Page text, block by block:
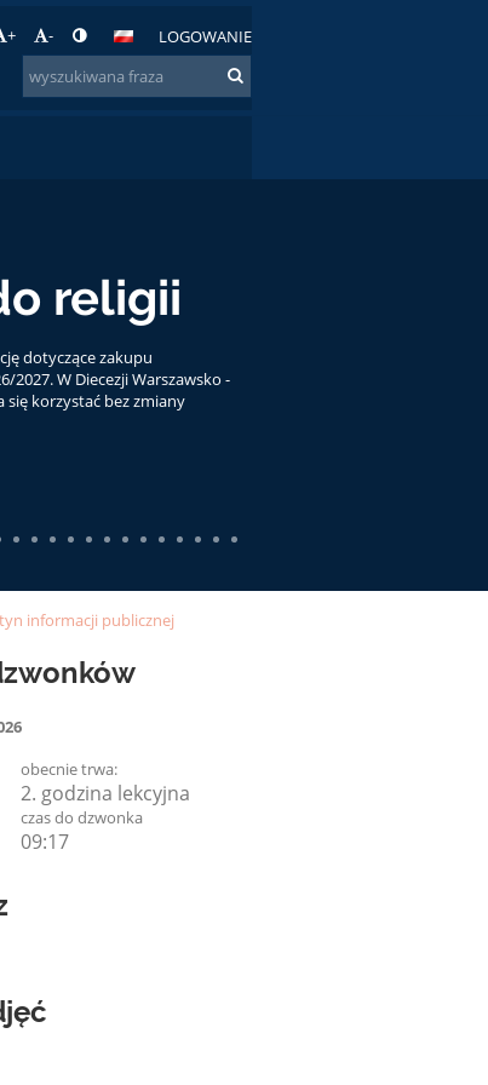
+ - LOGOWANIE
z
że zaświadczenia z egzaminu
w sekretariacie szkoły w dniu 3 lipca w
obecnie trwa:
2. godzina lekcyjna
czas do dzwonka
09:16